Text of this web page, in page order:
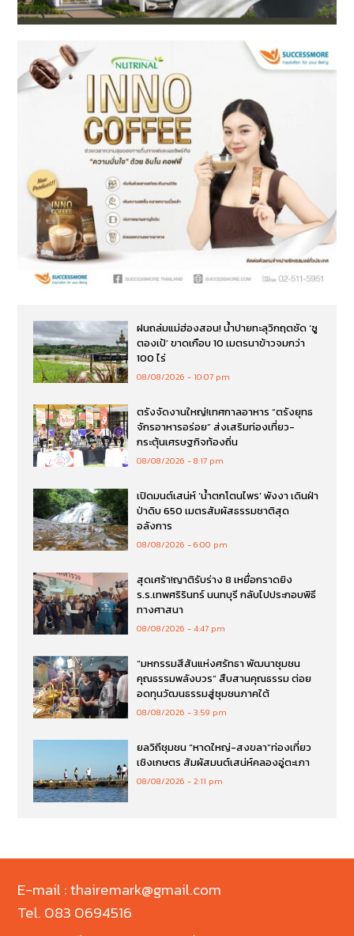
ฝนถล่มแม่ฮ่องสอน! น้ำปายทะลุวิกฤตซัด ‘ซู
ตองเป้’ ขาดเกือบ 10 เมตรนาข้าวจมกว่า
100 ไร่
08/08/2026 10:07 pm
ตรังจัดงานใหญ่!เทศกาลอาหาร “ตรังยุทธ
จักรอาหารอร่อย” ส่งเสริมท่องเที่ยว-
กระตุ้นเศรษฐกิจท้องถิ่น
08/08/2026 8:17 pm
เปิดมนต์เสน่ห์ ‘น้ำตกโตนไพร’ พังงา เดินฝ่า
ป่าดิบ 650 เมตรสัมผัสธรรมชาติสุด
อลังการ
08/08/2026 6:00 pm
สุดเศร้า!ญาติรับร่าง 8 เหยื่อกราดยิง
ร.ร.เทพศริรินทร์ นนทบุรี กลับไปประกอบพิธี
ทางศาสนา
08/08/2026 4:47 pm
“มหกรรมสีสันแห่งศรัทธา พัฒนาชุมชน
คุณธรรมพลังบวร” สืบสานคุณธรรม ต่อย
อดทุนวัฒนธรรมสู่ชุมชนภาคใต้
08/08/2026 3:59 pm
ยลวิถีชุมชน “หาดใหญ่-สงขลา”ท่องเที่ยว
เชิงเกษตร สัมผัสมนต์เสน่ห์คลองอู่ตะเภา
08/08/2026 2:11 pm
E-mail : thairemark@gmail.com
Tel. 083 0694516